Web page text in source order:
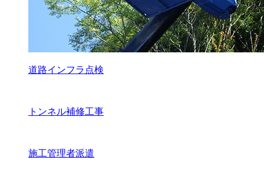
道路インフラ点検
トンネル補修工事
施工管理者派遣